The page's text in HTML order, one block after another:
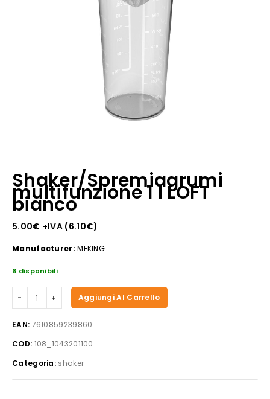
Shaker/Spremiagrumi
multifunzione 1 l LOFT
bianco
5.00€ +IVA (6.10€)
Manufacturer: MEKING
6 disponibili
Shaker/Spremiagrumi
multifunzione
LOFT
bianco
Aggiungi Al Carrello
EAN: 7610859239860
COD: 108_1043201100
Categoria: shaker